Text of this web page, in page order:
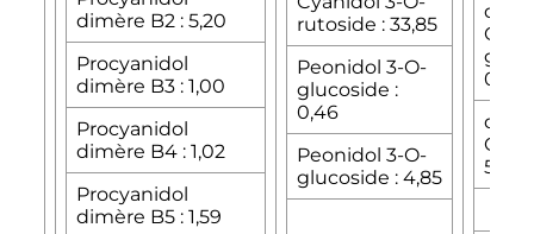
dimère B2 : 5,20
Procyanidol
dimère B3 : 1,00
Procyanidol
dimère B4 : 1,02
Procyanidol
dimère B5 : 1,59
rutoside : 33,85
Peonidol 3-O-
glucoside :
0,46
Peonidol 3-O-
glucoside : 4,85
O-
0,27
O-
5,90